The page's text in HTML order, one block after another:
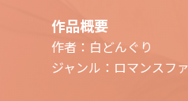
作品概要
作者：白どんぐり
ジャンル：ロマンスフ